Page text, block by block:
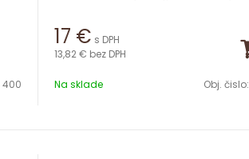
400
Výška 27 cm
Priemer 25 cm a 21 cm
Sklo
17 € s DPH
13,82 € bez DPH
Na sklade Obj. čislo: